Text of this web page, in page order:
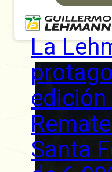
La
edición
Santa